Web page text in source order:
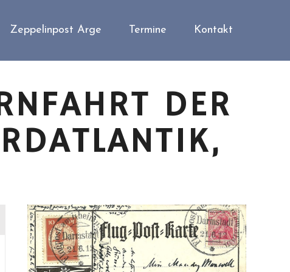
Zeppelinpost Arge Termine Kontakt
DER